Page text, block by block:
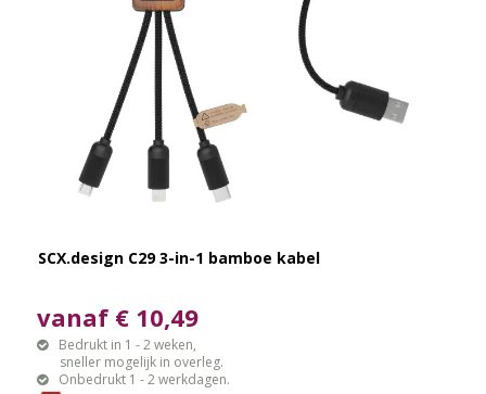
SCX.design C29 3-in-1 bamboe kabel
vanaf € 10,49
Bedrukt in 1 - 2 weken,
sneller mogelijk in overleg.
Onbedrukt 1 - 2 werkdagen.